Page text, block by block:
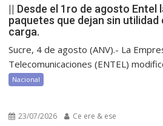
|| Desde el 1ro de agosto Entel
paquetes que dejan sin
carga.
Sucre, 4 de agosto (ANV).- La
Telecomunicaciones (ENTEL)
Nacional
23/07/2026 Ce ere & ese